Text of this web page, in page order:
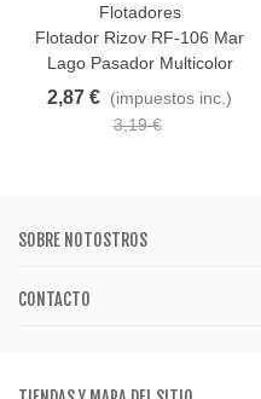
Flotadores
Flotador Rizov RF-106 Mar
Lago Pasador Multicolor
2,87 € (impuestos inc.)
3,19 €
SOBRE NOTOSTROS
CONTACTO